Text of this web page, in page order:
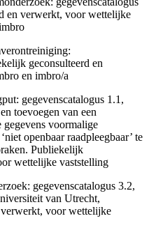
en verwerkt, voor wettelijke
geconsulteerd en
en imbro/a
gegevenscatalogus 1.1,
toevoegen van een
gegevens voormalige
openbaar raadpleegbaar’ te
Publiekelijk
wettelijke vaststelling
gegevenscatalogus 3.2,
van Utrecht,
voor wettelijke